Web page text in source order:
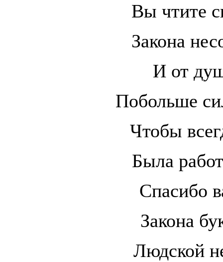
Вы чтите
Закона
И от
Побольше
Чтобы
Была
Спасибо
Закона
Людской